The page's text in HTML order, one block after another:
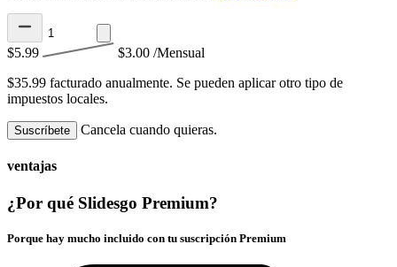
$5.99 $3.00 /Mensual
$35.99 facturado anualmente. Se pueden aplicar otro tipo de
impuestos locales.
Suscríbete Cancela cuando quieras.
ventajas
¿Por qué Slidesgo Premium?
Porque hay mucho incluido con tu suscripción Premium